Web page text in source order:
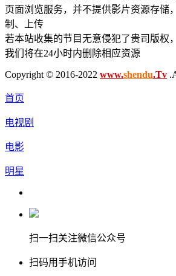
页面浏览服务，并不提供影片资源存储
制、上传
若本站收集的节目无意侵犯了贵司版权
我们将在24小时内删除相应资源
Copyright © 2016-2022 www.shendu.Tv
首页
电视剧
电影
明星
扫一扫关注微信公众号
扫码用手机访问